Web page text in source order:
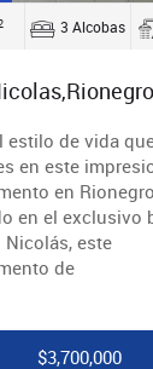
3 Alcobas
estilo de vida
en este
en
en el exclusivo
Nicolás, este
de
$3,700,000